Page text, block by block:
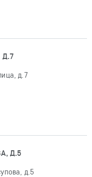
д.7
Д.5
д.5